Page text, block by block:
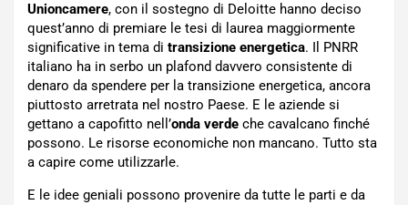
Unioncamere, con il sostegno di Deloitte hanno deciso
quest’anno di premiare le tesi di laurea maggiormente
significative in tema di transizione energetica. Il PNRR
italiano ha in serbo un plafond davvero consistente di
denaro da spendere per la transizione energetica, ancora
piuttosto arretrata nel nostro Paese. E le aziende si
gettano a capofitto nell’onda verde che cavalcano finché
possono. Le risorse economiche non mancano. Tutto sta
a capire come utilizzarle.
E le idee geniali possono provenire da tutte le parti e da